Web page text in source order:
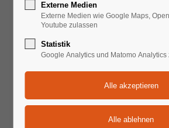
Externe Medien
Externe Medien wie Google Maps,
Youtube zulassen
Statistik
Google Analytics und Matomo Analytics